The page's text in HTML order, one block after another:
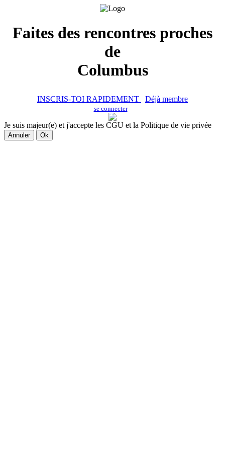
Faites des rencontres proches
de
Columbus
INSCRIS-TOI RAPIDEMENT Déjà membre
se connecter
Je suis majeur(e) et j'accepte les CGU et la Politique de vie privée
Annuler Ok